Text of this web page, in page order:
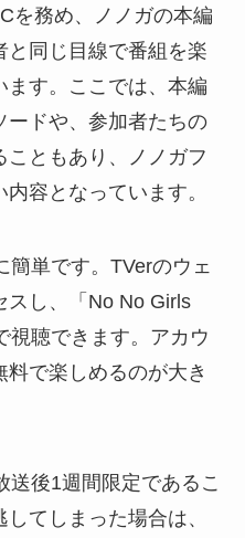
を務め、ノノガの本編
と同じ目線で番組を楽
ます。ここでは、本編
ードや、参加者たちの
ともあり、ノノガフ
容となっています。
簡単です。TVerのウェ
スし、「No No Girls
視聴できます。アカウ
で楽しめるのが大き
送後1週間限定であるこ
てしまった場合は、